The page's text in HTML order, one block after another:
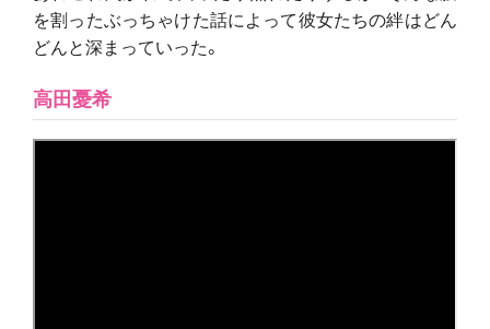
を割ったぶっちゃけた話によって彼女たちの絆はどん
どんと深まっていった。
高田憂希